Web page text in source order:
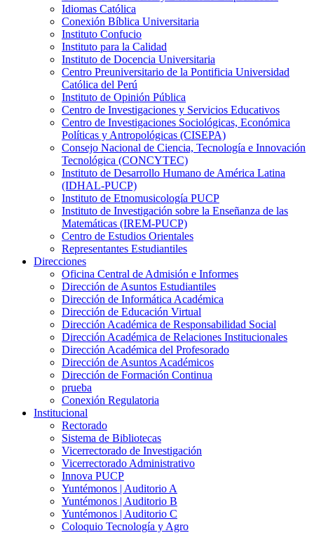
Idiomas Católica
Conexión Bíblica Universitaria
Instituto Confucio
Instituto para la Calidad
Instituto de Docencia Universitaria
Centro Preuniversitario de la Pontificia Universidad
Católica del Perú
Instituto de Opinión Pública
Centro de Investigaciones y Servicios Educativos
Centro de Investigaciones Sociológicas, Económica
Políticas y Antropológicas (CISEPA)
Consejo Nacional de Ciencia, Tecnología e Innovación
Tecnológica (CONCYTEC)
Instituto de Desarrollo Humano de América Latina
(IDHAL-PUCP)
Instituto de Etnomusicología PUCP
Instituto de Investigación sobre la Enseñanza de las
Matemáticas (IREM-PUCP)
Centro de Estudios Orientales
Representantes Estudiantiles
Direcciones
Oficina Central de Admisión e Informes
Dirección de Asuntos Estudiantiles
Dirección de Informática Académica
Dirección de Educación Virtual
Dirección Académica de Responsabilidad Social
Dirección Académica de Relaciones Institucionales
Dirección Académica del Profesorado
Dirección de Asuntos Académicos
Dirección de Formación Continua
prueba
Conexión Regulatoria
Institucional
Rectorado
Sistema de Bibliotecas
Vicerrectorado de Investigación
Vicerrectorado Administrativo
Innova PUCP
Yuntémonos | Auditorio A
Yuntémonos | Auditorio B
Yuntémonos | Auditorio C
Coloquio Tecnología y Agro